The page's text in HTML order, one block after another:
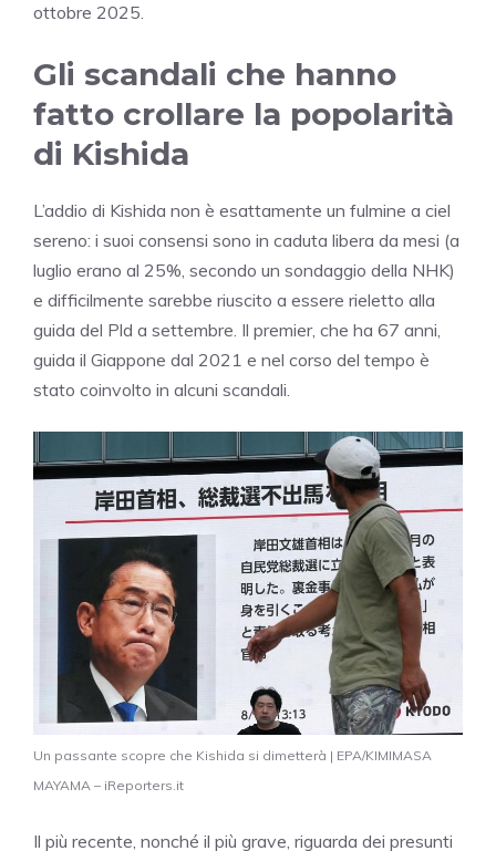
ottobre 2025.
Gli scandali che hanno
fatto crollare la popolarità
di Kishida
L’addio di Kishida non è esattamente un fulmine a ciel
sereno: i suoi consensi sono in caduta libera da mesi (a
luglio erano al 25%, secondo un sondaggio della NHK)
e difficilmente sarebbe riuscito a essere rieletto alla
guida del Pld a settembre. Il premier, che ha 67 anni,
guida il Giappone dal 2021 e nel corso del tempo è
stato coinvolto in alcuni scandali.
Un passante scopre che Kishida si dimetterà | EPA/KIMIMASA
MAYAMA – iReporters.it
Il più recente, nonché il più grave, riguarda dei presunti